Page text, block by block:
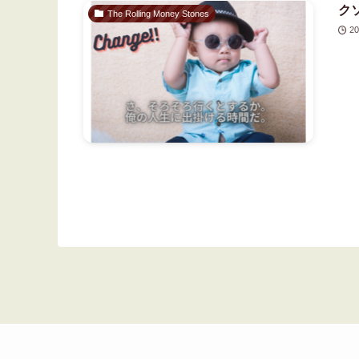
The Rolling Money Stones ク